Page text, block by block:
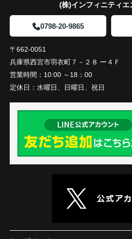
家族全員にとって、将来を
(株)インフィニティエ
0798-20-9865
〒662-0051
兵庫県西宮市羽衣町７－２８ ー４Ｆ
営業時間： 10:00 ～18：00
定休日： 水曜日、日曜日、祝日